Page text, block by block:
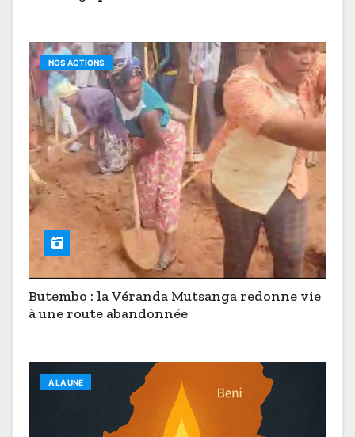
NOS ACTIONS
Butembo : la Véranda Mutsanga redonne vie
à une route abandonnée
A LA UNE